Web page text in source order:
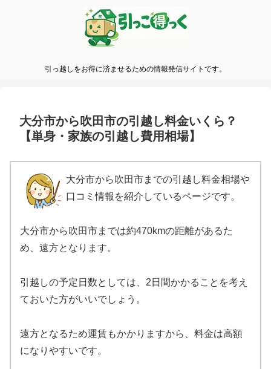
引っ越しをお得に済ませるための情報発信サイトです。
大分市から吹田市の引越し料金いくら？
【単身・家族の引越し費用相場】
大分市から吹田市までの引越し料金相場や
口コミ情報を紹介しているページです。
大分市から吹田市までは約470kmの距離があるた
め、遠方となります。
引越しの予定日数としては、2日間かかることを考え
ておいた方がいいでしょう。
遠方となるため運賃もかかりますから、料金は高額
になりやすいです。